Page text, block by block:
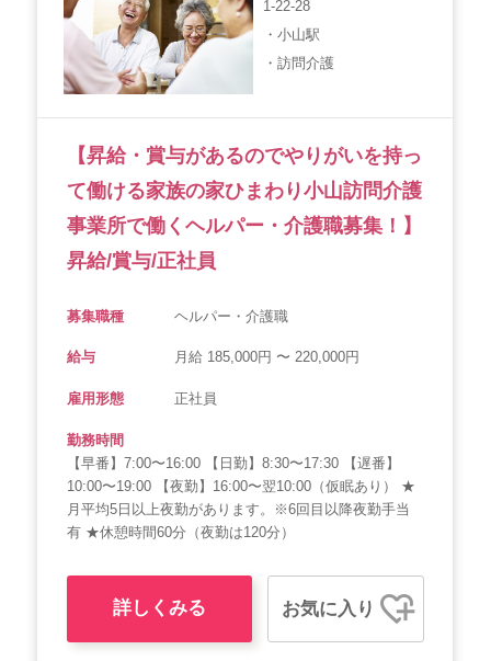
1-22-28
・小山駅
・訪問介護
【昇給・賞与があるのでやりがいを持っ
て働ける家族の家ひまわり小山訪問介護
事業所で働くヘルパー・介護職募集！】
昇給/賞与/正社員
募集職種 ヘルパー・介護職
給与 月給 185,000円 〜 220,000円
雇用形態 正社員
勤務時間
【早番】7:00〜16:00 【日勤】8:30〜17:30 【遅番】
10:00〜19:00 【夜勤】16:00〜翌10:00（仮眠あり） ★
月平均5日以上夜勤があります。※6回目以降夜勤手当
有 ★休憩時間60分（夜勤は120分）
詳しくみる お気に入り